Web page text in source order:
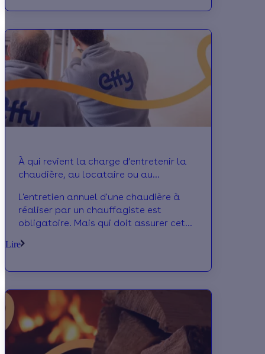
À qui revient la charge d’entretenir la
chaudière, au locataire ou au
L'entretien annuel d'une chaudière à
réaliser par un chauffagiste est
obligatoire. Mais qui doit assurer cet
propriétaire ?
Lire